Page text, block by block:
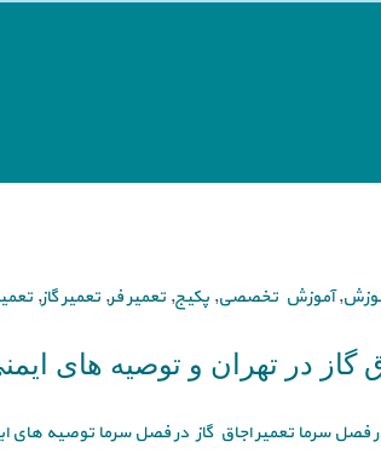
,آموزش تخصصی, پکیج, تعمیر فر, تعمیر گاز,
گاز در تهران و توصیه های
فصل سرما تعمیر اجاق گاز در فصل سرما توصیه